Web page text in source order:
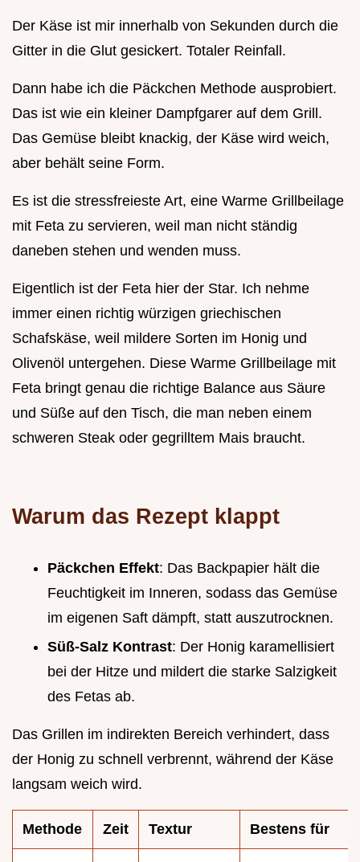
Der Käse ist mir innerhalb von Sekunden durch die
Gitter in die Glut gesickert. Totaler Reinfall.
Dann habe ich die Päckchen Methode ausprobiert.
Das ist wie ein kleiner Dampfgarer auf dem Grill.
Das Gemüse bleibt knackig, der Käse wird weich,
aber behält seine Form.
Es ist die stressfreieste Art, eine Warme Grillbeilage
mit Feta zu servieren, weil man nicht ständig
daneben stehen und wenden muss.
Eigentlich ist der Feta hier der Star. Ich nehme
immer einen richtig würzigen griechischen
Schafskäse, weil mildere Sorten im Honig und
Olivenöl untergehen. Diese Warme Grillbeilage mit
Feta bringt genau die richtige Balance aus Säure
und Süße auf den Tisch, die man neben einem
schweren Steak oder gegrilltem Mais braucht.
Warum das Rezept klappt
Päckchen Effekt: Das Backpapier hält die
Feuchtigkeit im Inneren, sodass das Gemüse
im eigenen Saft dämpft, statt auszutrocknen.
Süß-Salz Kontrast: Der Honig karamellisiert
bei der Hitze und mildert die starke Salzigkeit
des Fetas ab.
Das Grillen im indirekten Bereich verhindert, dass
der Honig zu schnell verbrennt, während der Käse
langsam weich wird.
Methode Zeit Textur Bestens für